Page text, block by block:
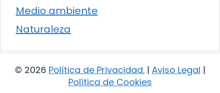
Medio ambiente
Naturaleza
© 2026 Política de Privacidad. | Aviso Legal |
Política de Cookies